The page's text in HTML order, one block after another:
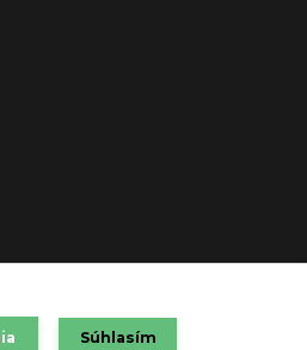
Súhlasím